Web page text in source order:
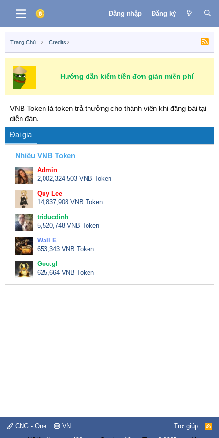
Đăng nhập Đăng ký
Trang Chủ Credits
Hướng dẫn kiếm tiền đơn giản miễn phí
VNB Token là token trả thưởng cho thành viên khi đăng bài tại
diễn đàn.
Đại gia
Nhiều VNB Token
Admin
2,002,324,503 VNB Token
Quy Lee
14,837,908 VNB Token
triducdinh
5,520,748 VNB Token
Wall-E
653,343 VNB Token
Goo.gl
625,664 VNB Token
CNG - One VN Trợ giúp
R